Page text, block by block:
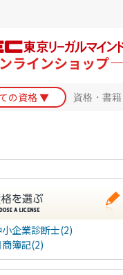
小企業診断士(2)
商簿記(2)